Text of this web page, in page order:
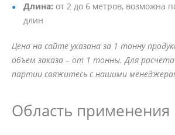
Длина: от 2 до 6 метров, возможна
длин
Цена на сайте указана за 1 тонну
объем заказа – от 1 тонны. Для
партии свяжитесь с нашими
Область применения